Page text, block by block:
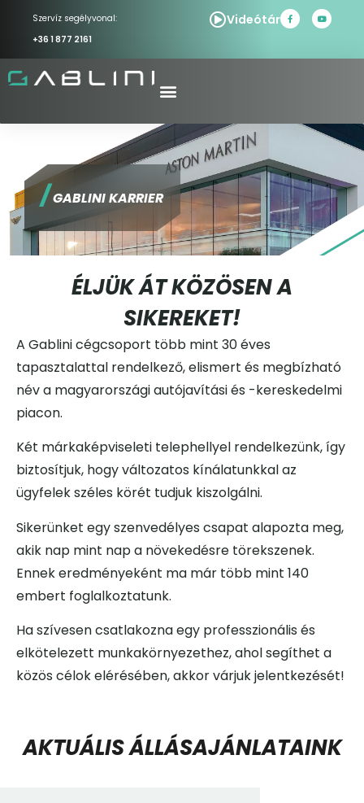
Szervíz segélyvonal:
+36 1 877 2161
Videótár
/GABLINI KARRIER
ÉLJÜK ÁT KÖZÖSEN A
SIKEREKET!
A Gablini cégcsoport több mint 30 éves
tapasztalattal rendelkező, elismert és megbízható
név a magyarországi autójavítási és -kereskedelmi
piacon.
Két márkaképviseleti telephellyel rendelkezünk, így
biztosítjuk, hogy változatos kínálatunkkal az
ügyfelek széles körét tudjuk kiszolgálni.
Sikerünket egy szenvedélyes csapat alapozta meg,
akik nap mint nap a növekedésre törekszenek.
Ennek eredményeként ma már több mint 140
embert foglalkoztatunk.
Ha szívesen csatlakozna egy professzionális és
elkötelezett munkakörnyezethez, ahol segíthet a
közös célok elérésében, akkor várjuk jelentkezését!
AKTUÁLIS ÁLLÁSAJÁNLATAINK